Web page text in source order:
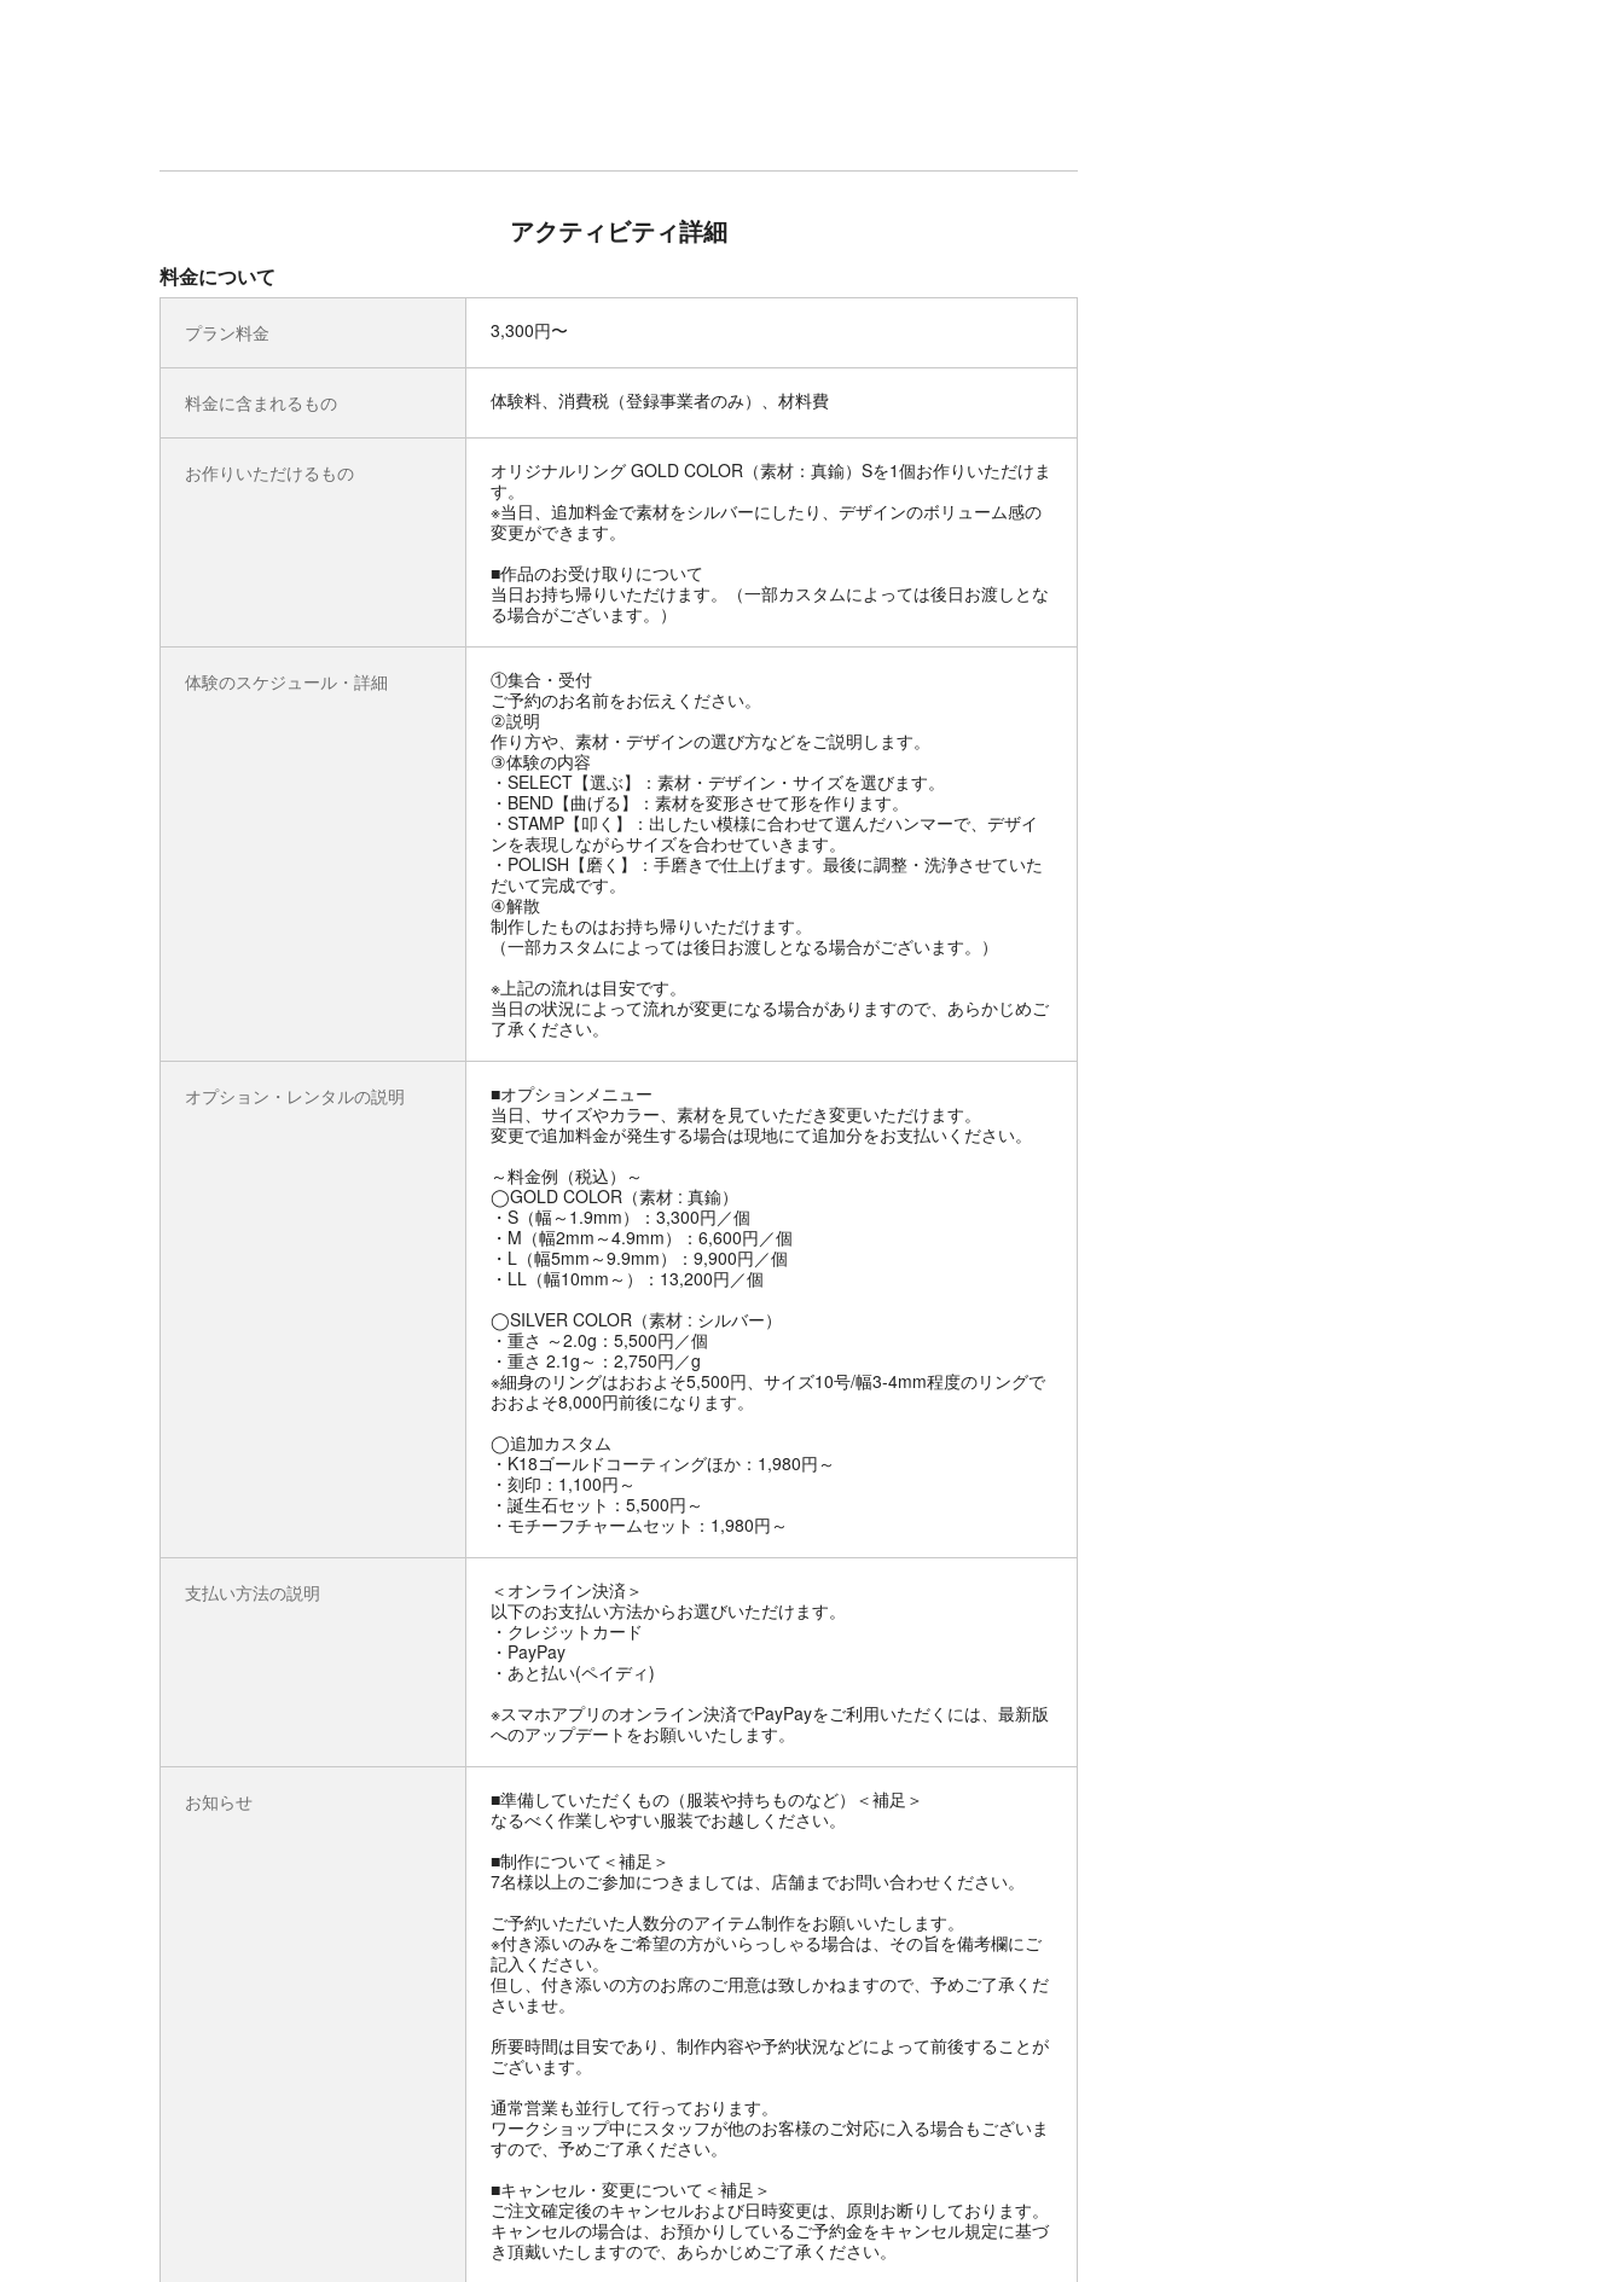
アクティビティ詳細
料金について
プラン料金 3,300円〜
料金に含まれるもの 体験料、消費税（登録事業者のみ）、材料費
お作りいただけるもの
オリジナルリング GOLD COLOR（素材：真鍮）Sを1個お作りいただけま
す。
※当日、追加料金で素材をシルバーにしたり、デザインのボリューム感の
変更ができます。
■作品のお受け取りについて
当日お持ち帰りいただけます。（一部カスタムによっては後日お渡しとな
る場合がございます。）
体験のスケジュール・詳細
①集合・受付
ご予約のお名前をお伝えください。
②説明
作り方や、素材・デザインの選び方などをご説明します。
③体験の内容
・SELECT【選ぶ】：素材・デザイン・サイズを選びます。
・BEND【曲げる】：素材を変形させて形を作ります。
・STAMP【叩く】：出したい模様に合わせて選んだハンマーで、デザイ
ンを表現しながらサイズを合わせていきます。
・POLISH【磨く】：手磨きで仕上げます。最後に調整・洗浄させていた
だいて完成です。
④解散
制作したものはお持ち帰りいただけます。
（一部カスタムによっては後日お渡しとなる場合がございます。）
※上記の流れは目安です。
当日の状況によって流れが変更になる場合がありますので、あらかじめご
了承ください。
オプション・レンタルの説明
■オプションメニュー
当日、サイズやカラー、素材を見ていただき変更いただけます。
変更で追加料金が発生する場合は現地にて追加分をお支払いください。
～料金例（税込）～
◯GOLD COLOR（素材 : 真鍮）
・S（幅～1.9mm）：3,300円／個
・M（幅2mm～4.9mm）：6,600円／個
・L（幅5mm～9.9mm）：9,900円／個
・LL（幅10mm～）：13,200円／個
◯SILVER COLOR（素材 : シルバー）
・重さ ～2.0g：5,500円／個
・重さ 2.1g～：2,750円／g
※細身のリングはおおよそ5,500円、サイズ10号/幅3-4mm程度のリングで
おおよそ8,000円前後になります。
◯追加カスタム
・K18ゴールドコーティングほか：1,980円～
・刻印：1,100円～
・誕生石セット：5,500円～
・モチーフチャームセット：1,980円～
支払い方法の説明
＜オンライン決済＞
以下のお支払い方法からお選びいただけます。
・クレジットカード
・PayPay
・あと払い(ペイディ)
※スマホアプリのオンライン決済でPayPayをご利用いただくには、最新版
へのアップデートをお願いいたします。
お知らせ
■準備していただくもの（服装や持ちものなど）＜補足＞
なるべく作業しやすい服装でお越しください。
■制作について＜補足＞
7名様以上のご参加につきましては、店舗までお問い合わせください。
ご予約いただいた人数分のアイテム制作をお願いいたします。
※付き添いのみをご希望の方がいらっしゃる場合は、その旨を備考欄にご
記入ください。
但し、付き添いの方のお席のご用意は致しかねますので、予めご了承くだ
さいませ。
所要時間は目安であり、制作内容や予約状況などによって前後することが
ございます。
通常営業も並行して行っております。
ワークショップ中にスタッフが他のお客様のご対応に入る場合もございま
すので、予めご了承ください。
■キャンセル・変更について＜補足＞
ご注文確定後のキャンセルおよび日時変更は、原則お断りしております。
キャンセルの場合は、お預かりしているご予約金をキャンセル規定に基づ
き頂戴いたしますので、あらかじめご了承ください。